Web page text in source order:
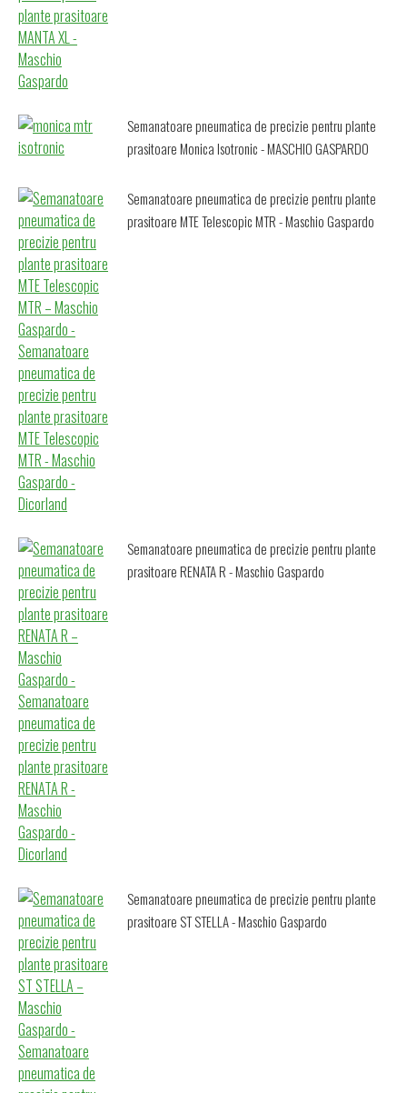
Semanatoare pneumatica de precizie pentru plante
prasitoare Monica Isotronic - MASCHIO GASPARDO
Semanatoare pneumatica de precizie pentru plante
prasitoare MTE Telescopic MTR - Maschio Gaspardo
Semanatoare pneumatica de precizie pentru plante
prasitoare RENATA R - Maschio Gaspardo
Semanatoare pneumatica de precizie pentru plante
prasitoare ST STELLA - Maschio Gaspardo